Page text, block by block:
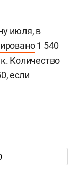
июля, в
1 540
Количество
если